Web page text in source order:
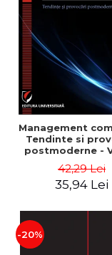
Management
Tendinte si
postmoderne -
42,29 Lei
35,94 Lei
-20%